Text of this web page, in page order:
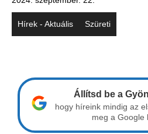
Hírek - Aktuális Szüreti
Állítsd be a
hogy híreink mindig az
meg a Google